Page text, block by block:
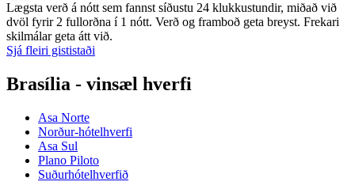
Lægsta verð á nótt sem fannst síðustu 24 klukkustundir, miðað við
dvöl fyrir 2 fullorðna í 1 nótt. Verð og framboð geta breyst. Frekari
skilmálar geta átt við.
Sjá fleiri gististaði
Brasília - vinsæl hverfi
Asa Norte
Norður-hótelhverfi
Asa Sul
Plano Piloto
Suðurhótelhverfið